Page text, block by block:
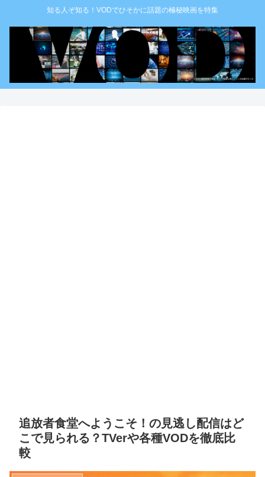
知る人ぞ知る！VODでひそかに話題の極秘映画を特集
追放者食堂へようこそ！の見逃し配信はど
こで見られる？TVerや各種VODを徹底比
較